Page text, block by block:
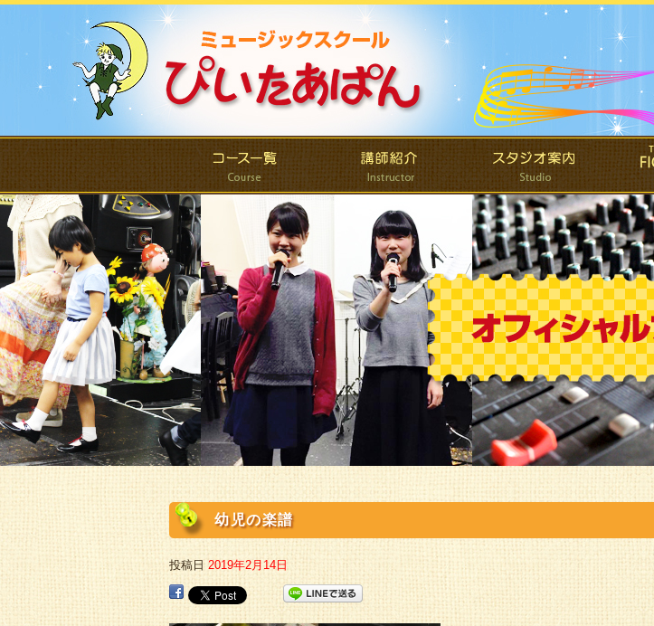
幼児の楽譜
投稿日 2019年2月14日